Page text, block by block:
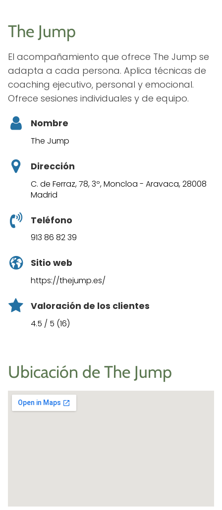
The Jump
El acompañamiento que ofrece The Jump se
adapta a cada persona. Aplica técnicas de
coaching ejecutivo, personal y emocional.
Ofrece sesiones individuales y de equipo.
Nombre
The Jump
Dirección
C. de Ferraz, 78, 3º, Moncloa - Aravaca, 28008
Madrid
Teléfono
913 86 82 39
Sitio web
https://thejump.es/
Valoración de los clientes
4.5 / 5 (16)
Ubicación de The Jump